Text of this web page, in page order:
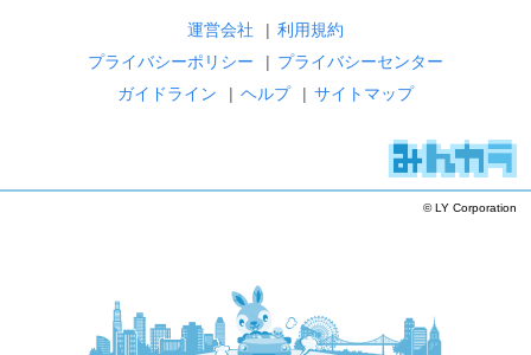
運営会社 | 利用規約
プライバシーポリシー
| プライバシーセンター
ガイドライン
| ヘルプ | サイトマップ
© LY Corporation